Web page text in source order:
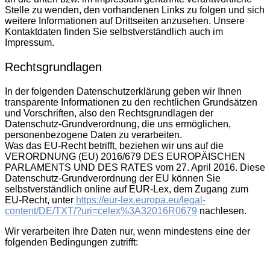
Stelle zu wenden, den vorhandenen Links zu folgen und sich
weitere Informationen auf Drittseiten anzusehen. Unsere
Kontaktdaten finden Sie selbstverständlich auch im
Impressum.
Rechtsgrundlagen
In der folgenden Datenschutzerklärung geben wir Ihnen
transparente Informationen zu den rechtlichen Grundsätzen
und Vorschriften, also den Rechtsgrundlagen der
Datenschutz-Grundverordnung, die uns ermöglichen,
personenbezogene Daten zu verarbeiten.
Was das EU-Recht betrifft, beziehen wir uns auf die
VERORDNUNG (EU) 2016/679 DES EUROPÄISCHEN
PARLAMENTS UND DES RATES vom 27. April 2016. Diese
Datenschutz-Grundverordnung der EU können Sie
selbstverständlich online auf EUR-Lex, dem Zugang zum
EU-Recht, unter https://eur-lex.europa.eu/legal-
content/DE/TXT/?uri=celex%3A32016R0679 nachlesen.
Wir verarbeiten Ihre Daten nur, wenn mindestens eine der
folgenden Bedingungen zutrifft: